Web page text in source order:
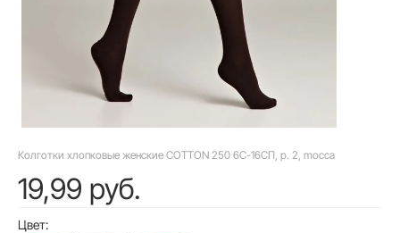
Колготки хлопковые женские COTTON 250 6С-16СП, p. 2, mocca
19,99 руб.
Цвет: